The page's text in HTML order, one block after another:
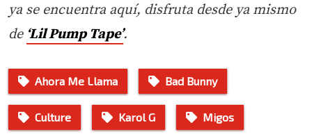
ya se encuentra aquí, disfruta desde ya mismo
de ‘Lil Pump Tape’.
Ahora Me Llama Bad Bunny
Culture Karol G Migos